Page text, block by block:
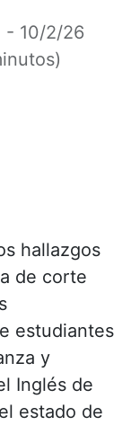
- 10/2/26
)
hallazgos
de corte
estudiantes
y
Inglés de
estado de